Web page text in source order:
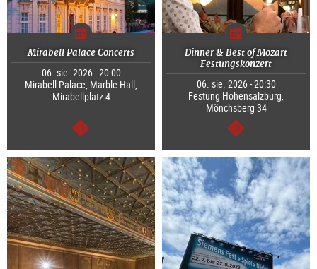
Mirabell Palace Concerts
06. sie. 2026 - 20:00
Mirabell Palace, Marble Hall,
Mirabellplatz 4
dalej
Dinner & Best of Mozart
Festungskonzert
06. sie. 2026 - 20:30
Festung Hohensalzburg,
Mönchsberg 34
dalej